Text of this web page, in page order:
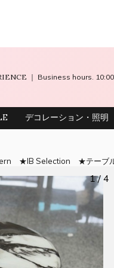
｜ Business hours.
デコレーション・照明
IB Selection テーブ
1 / 4